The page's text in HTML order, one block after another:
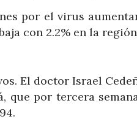
por el virus
con 2.2% en la
El doctor Israel
que por tercera